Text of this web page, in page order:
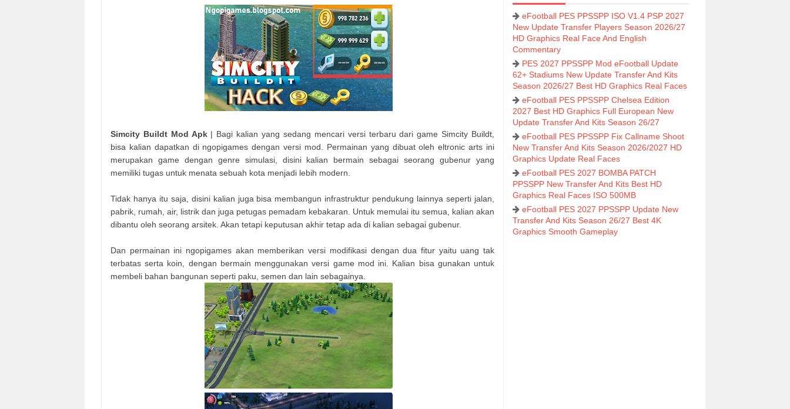
Simcity Buildt Mod Apk| Bagi kalian yang sedang mencari versi terbaru dari game Simcity Buildt,
bisa kalian dapatkan di ngopigames dengan versi mod. Permainan yang dibuat oleh eltronic arts ini
merupakan game dengan genre simulasi, disini kalian bermain sebagai seorang gubenur yang
memiliki tugas untuk menata sebuah kota menjadi lebih modern.
Tidak hanya itu saja, disini kalian juga bisa membangun infrastruktur pendukung lainnya seperti jalan,
pabrik, rumah, air, listrik dan juga petugas pemadam kebakaran. Untuk memulai itu semua, kalian akan
dibantu oleh seorang arsitek. Akan tetapi keputusan akhir tetap ada di kalian sebagai gubenur.
Dan permainan ini ngopigames akan memberikan versi modifikasi dengan dua fitur yaitu uang tak
terbatas serta koin, dengan bermain menggunakan versi game mod ini. Kalian bisa gunakan untuk
membeli bahan bangunan seperti paku, semen dan lain sebagainya.
eFootball PES PPSSPP ISO V1.4 PSP 2027
New Update Transfer Players Season 2026/27
HD Graphics Real Face And English
Commentary
PES 2027 PPSSPP Mod eFootball Update
62+ Stadiums New Update Transfer And Kits
Season 2026/27 Best HD Graphics Real Faces
eFootball PES PPSSPP Chelsea Edition
2027 Best HD Graphics Full European New
Update Transfer And Kits Season 26/27
eFootball PES PPSSPP Fix Callname Shoot
New Transfer And Kits Season 2026/2027 HD
Graphics Update Real Faces
eFootball PES 2027 BOMBA PATCH
PPSSPP New Transfer And Kits Best HD
Graphics Real Faces ISO 500MB
eFootball PES 2027 PPSSPP Update New
Transfer And Kits Season 26/27 Best 4K
Graphics Smooth Gameplay